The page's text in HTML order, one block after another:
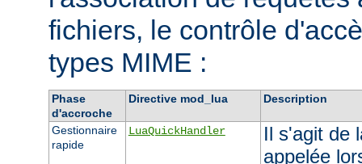
fichiers, le contrôle
types MIME :
Phase
d'accroche
Directive mod_lua Description
Gestionnaire
rapide
LuaQuickHandler
Il s'agit de
appelée